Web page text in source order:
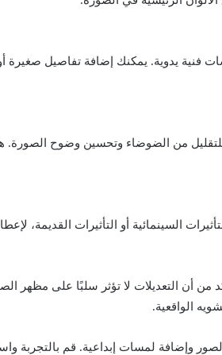
فنية يدوية. يمكنك إضافة تفاصيل
للتقليل من الضوضاء وتحسين وضوح
السينمائية أو التأثيرات القديمة،
من أن التعديلات لا تؤثر سلبًا على مظهر
الواقعية.
وإضافة لمسات إبداعية. قم بالتجربة